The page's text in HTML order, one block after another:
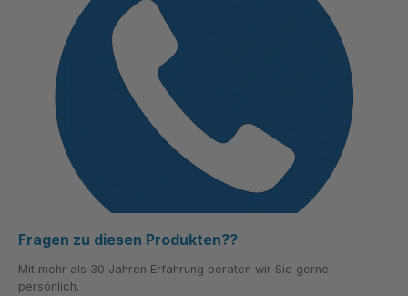
Fragen zu diesen Produkten??
Mit mehr als 30 Jahren Erfahrung beraten wir Sie gerne
persönlich.